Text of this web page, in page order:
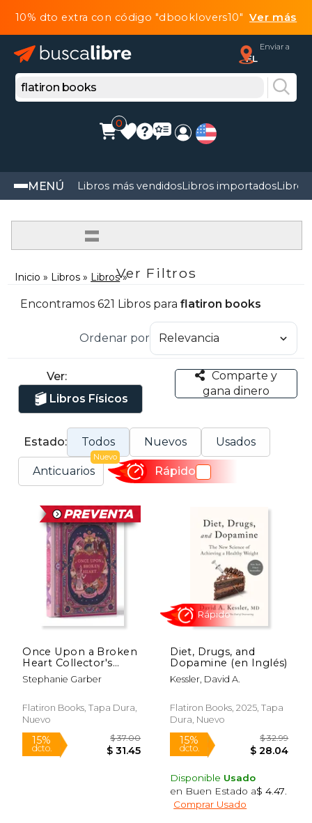
10% dto extra con código "dbooklovers10"Ver más
Enviar a
FL
0
MENÚ Libros más vendidosLibros importadosLibros
=
Ver Filtros
Inicio Libros Libros
Encontramos 621 Libros paraflatiron books
Ordenar por
Ver:
Libros Físicos
Comparte y
gana dinero
Estado: Todos Nuevos Usados
Anticuarios
Nuevo
Rápido
Once Upon a Broken
Heart Collector's
Edition: [Limited
Stenciled Edge
Stephanie Garber
Flatiron Books, Tapa Dura,
Nuevo
Diet, Drugs, and
Dopamine (en Inglés)
Kessler, David A.
Flatiron Books, 2025, Tapa
Dura, Nuevo
Rápido
Disponible Usado
en Buen Estado a$ 4.47
Comprar Usado